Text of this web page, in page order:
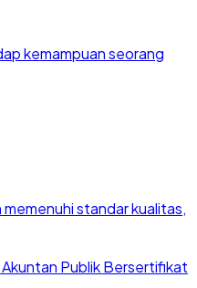
kemampuan seorang
standar kualitas,
Publik Bersertifikat